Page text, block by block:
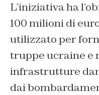
L’iniziativa ha
100 milioni di
utilizzato per
truppe ucraine e
infrastrutture
dai